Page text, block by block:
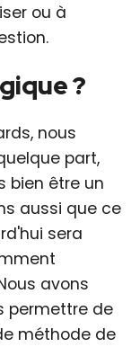
ou à
?
nous
part,
bien être un
aussi que ce
sera
avons
permettre de
méthode de